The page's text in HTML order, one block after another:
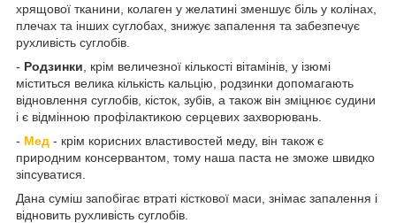
хрящової тканини, колаген у желатині зменшує біль у колінах,
плечах та інших суглобах, знижує запалення та забезпечує
рухливість суглобів.
- Родзинки , крім величезної кількості вітамінів, у ізюмі
міститься велика кількість кальцію, родзинки допомагають
відновлення суглобів, кісток, зубів, а також він зміцнює судини
і є відмінною профілактикою серцевих захворювань.
- Мед - крім корисних властивостей меду, він також є
природним консервантом, тому наша паста не зможе швидко
зіпсуватися.
Дана суміш запобігає втраті кісткової маси, знімає запалення і
відновить рухливість суглобів.